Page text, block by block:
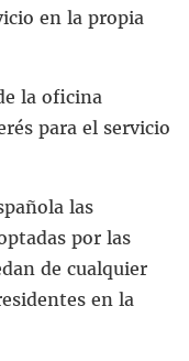
en la propia
la oficina
para el servicio
las
por las
de cualquier
en la